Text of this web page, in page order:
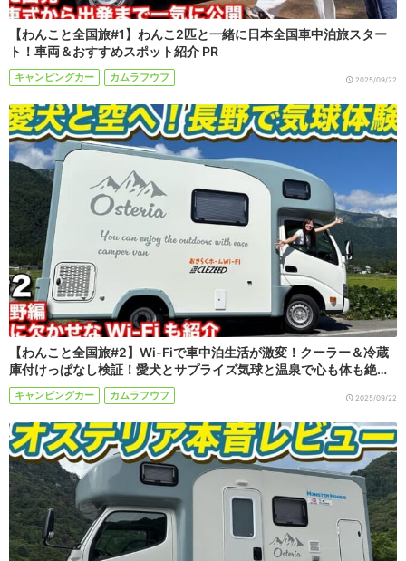
【わんこと全国旅#1】わんこ2匹と一緒に日本全国車中泊旅スター
ト！車両＆おすすめスポット紹介 PR
キャンピングカー カムラフウフ 2025/09/22
【わんこと全国旅#2】Wi-Fiで車中泊生活が激変！クーラー＆冷蔵
庫付けっぱなし検証！愛犬とサプライズ気球と温泉で心も体も絶…
キャンピングカー カムラフウフ 2025/09/22